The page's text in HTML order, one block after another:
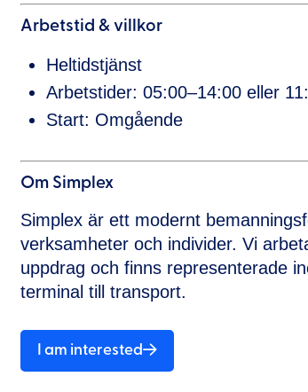
Arbetstid & villkor
Heltidstjänst
Arbetstider: 05:00–14:00 eller
Start: Omgående
Om Simplex
Simplex är ett modernt
verksamheter och individer. Vi
uppdrag och finns representerade
terminal till transport.
I am interested